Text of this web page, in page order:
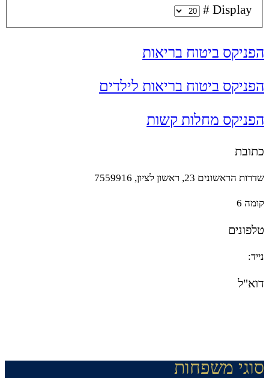
Display #
הפניקס ביטוח בריאות
הפניקס ביטוח בריאות לילדים
הפניקס מחלות קשות
כתובת
שדרות הראשונים 23, ראשון לציון, 7559916
קומה 6
טלפונים
נייד:
דוא"ל
סוגי משפחות